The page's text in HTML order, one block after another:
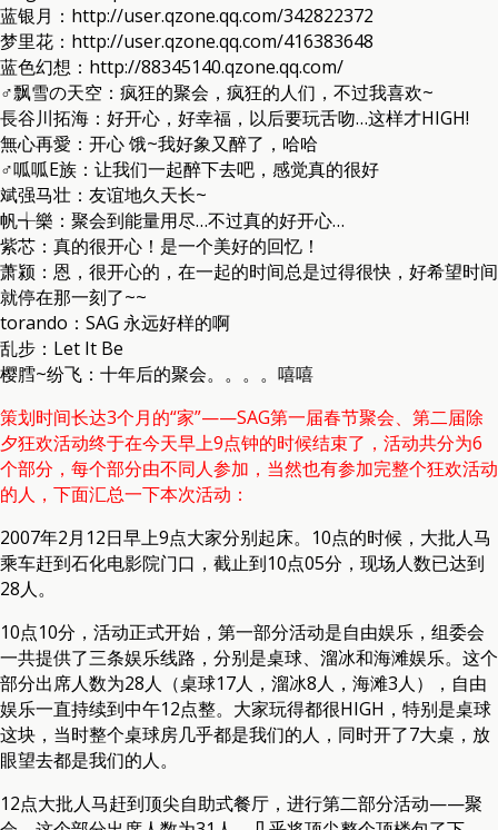
蓝银月：http://user.qzone.qq.com/342822372
梦里花：http://user.qzone.qq.com/416383648
蓝色幻想：http://88345140.qzone.qq.com/
♂飘雪の天空：疯狂的聚会，疯狂的人们，不过我喜欢~
長谷川拓海：好开心，好幸福，以后要玩舌吻…这样才HIGH!
無心再愛：开心 饿~我好象又醉了，哈哈
♂呱呱E族：让我们一起醉下去吧，感觉真的很好
斌强马壮：友谊地久天长~
帆╅樂：聚会到能量用尽…不过真的好开心…
紫芯：真的很开心！是一个美好的回忆！
萧颍：恩，很开心的，在一起的时间总是过得很快，好希望时间
就停在那一刻了~~
torando：SAG 永远好样的啊
乱步：Let It Be
樱膤~纷飞：十年后的聚会。。。。嘻嘻
策划时间长达3个月的“家”——SAG第一届春节聚会、第二届除
夕狂欢活动终于在今天早上9点钟的时候结束了，活动共分为6
个部分，每个部分由不同人参加，当然也有参加完整个狂欢活动
的人，下面汇总一下本次活动：
2007年2月12日早上9点大家分别起床。10点的时候，大批人马
乘车赶到石化电影院门口，截止到10点05分，现场人数已达到
28人。
10点10分，活动正式开始，第一部分活动是自由娱乐，组委会
一共提供了三条娱乐线路，分别是桌球、溜冰和海滩娱乐。这个
部分出席人数为28人（桌球17人，溜冰8人，海滩3人），自由
娱乐一直持续到中午12点整。大家玩得都很HIGH，特别是桌球
这块，当时整个桌球房几乎都是我们的人，同时开了7大桌，放
眼望去都是我们的人。
12点大批人马赶到顶尖自助式餐厅，进行第二部分活动——聚